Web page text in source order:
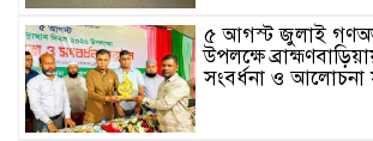
৫ আগস্ট জুলাই
উপলক্ষে
সংবর্ধনা ও আলোচনা